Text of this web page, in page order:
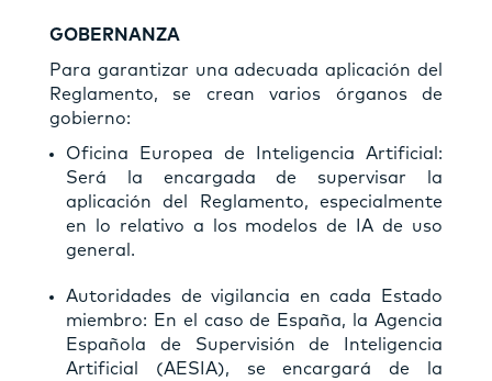
GOBERNANZA
Para garantizar una adecuada aplicación del
Reglamento, se crean varios órganos de
gobierno:
Oficina Europea de Inteligencia Artificial:
Será la encargada de supervisar la
aplicación del Reglamento, especialmente
en lo relativo a los modelos de IA de uso
general.
Autoridades de vigilancia en cada Estado
miembro: En el caso de España, la Agencia
Española de Supervisión de Inteligencia
Artificial (AESIA), se encargará de la